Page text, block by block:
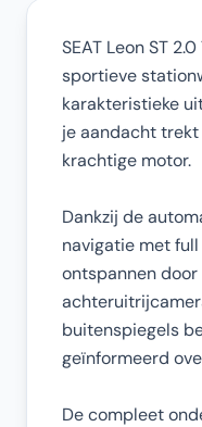
SEAT Leon ST
sportieve
karakteristieke
je aandacht
krachtige motor.
Dankzij de
navigatie met
ontspannen door
buitenspiegels
geïnformeerd
De compleet